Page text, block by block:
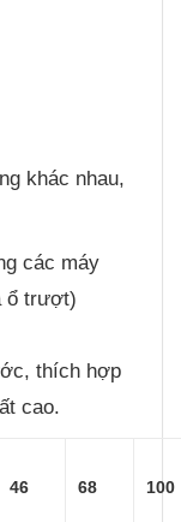
khác nhau,
các máy
ổ trượt)
thích hợp
cao.
46 68 100